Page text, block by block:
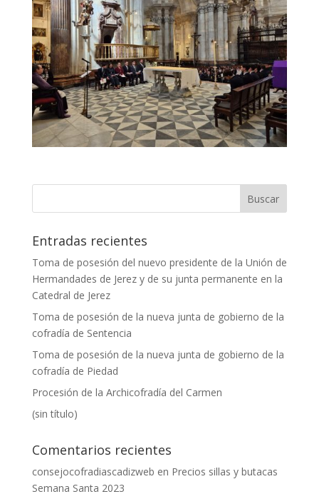
Entradas recientes
Toma de posesión del nuevo presidente de la Unión de
Hermandades de Jerez y de su junta permanente en la
Catedral de Jerez
Toma de posesión de la nueva junta de gobierno de la
cofradía de Sentencia
Toma de posesión de la nueva junta de gobierno de la
cofradía de Piedad
Procesión de la Archicofradía del Carmen
(sin título)
Comentarios recientes
consejocofradiascadizweb en Precios sillas y butacas
Semana Santa 2023